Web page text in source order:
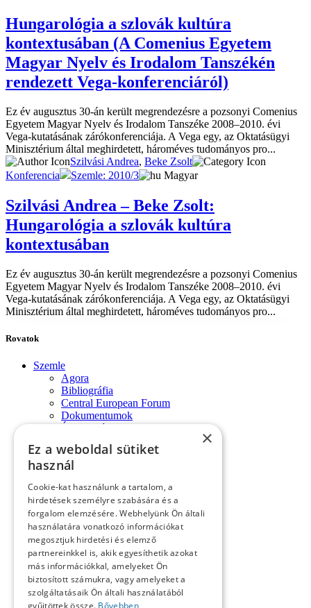
Hungarológia a szlovák kultúra
kontextusában (A Comenius Egyetem
Magyar Nyelv és Irodalom Tanszékén
rendezett Vega-konferenciáról)
Ez év augusztus 30-án került megrendezésre a pozsonyi Comenius
Egyetem Magyar Nyelv és Irodalom Tanszéke 2008–2010. évi
Vega-kutatásának zárókonferenciája. A Vega egy, az Oktatásügyi
Minisztérium által meghirdetett, hároméves tudományos pro...
Szilvási Andrea, Beke Zsolt
Konferencia
Szemle: 2010/3 Magyar
Szilvási Andrea – Beke Zsolt:
Hungarológia a szlovák kultúra
kontextusában
Ez év augusztus 30-án került megrendezésre a pozsonyi Comenius
Egyetem Magyar Nyelv és Irodalom Tanszéke 2008–2010. évi
Vega-kutatásának zárókonferenciája. A Vega egy, az Oktatásügyi
Minisztérium által meghirdetett, hároméves tudományos pro...
Rovatok
Szemle
Agora
Bibliográfia
Central European Forum
Dokumentumok
Évforduló
Impresszum
Konferencia
Kósa László köszöntése
Köszöntő
Közlemények
Kronológia
Lapszemle
Műhely
Nekrológ
Oral History
Pályakép
Reflexió
×
Ez a weboldal sütiket
használ
Cookie-kat használunk a tartalom, a
hirdetések személyre szabására és a
forgalom elemzésére. Webhelyünk Ön általi
használatára vonatkozó információkat
megosztjuk hirdetési és elemző
partnereinkkel is, akik egyesíthetik azokat
más információkkal, amelyeket Ön
biztosított számukra, vagy amelyeket a
szolgáltatásaik Ön általi használatából
gyűjtöttek össze. Bővebben